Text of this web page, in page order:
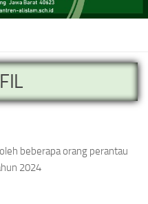
beberapa orang perantau
2024